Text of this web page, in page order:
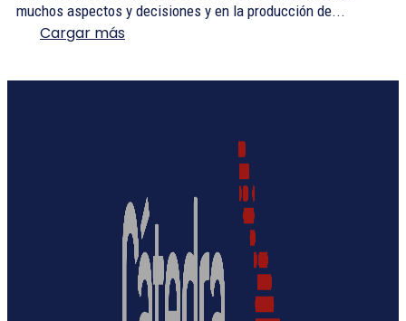
muchos aspectos y decisiones y en la producción de...
Cargar más